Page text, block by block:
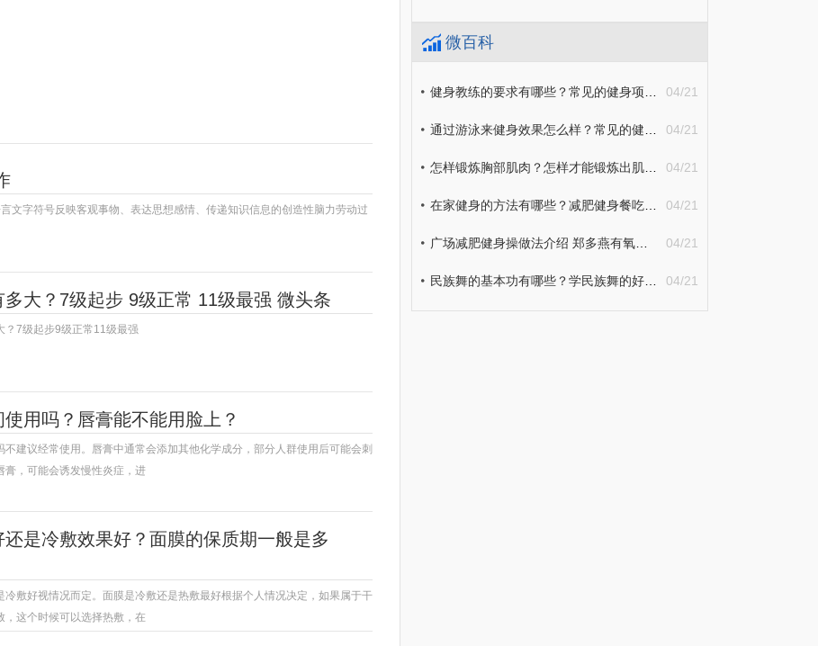
文字符号反映客观事物、表达思想感情、传递知识信息的创造性脑力劳动过
多大？7级起步 9级正常 11级最强 微头条
？7级起步9级正常11级最强
用吗？唇膏能不能用脸上？
不建议经常使用。唇膏中通常会添加其他化学成分，部分人群使用后可能会刺
膏，可能会诱发慢性炎症，进
是冷敷效果好？面膜的保质期一般是多
冷敷好视情况而定。面膜是冷敷还是热敷最好根据个人情况决定，如果属于干
，这个时候可以选择热敷，在
微百科
04/21
健身教练的要求有哪些？常见的健身项目有哪些？
04/21
通过游泳来健身效果怎么样？常见的健身方法介绍
04/21
怎样锻炼胸部肌肉？怎样才能锻炼出肌肉？
04/21
在家健身的方法有哪些？减肥健身餐吃什么东西效果最好？
04/21
广场减肥健身操做法介绍 郑多燕有氧减肥操具体步骤有哪些？
04/21
民族舞的基本功有哪些？学民族舞的好处详细介绍